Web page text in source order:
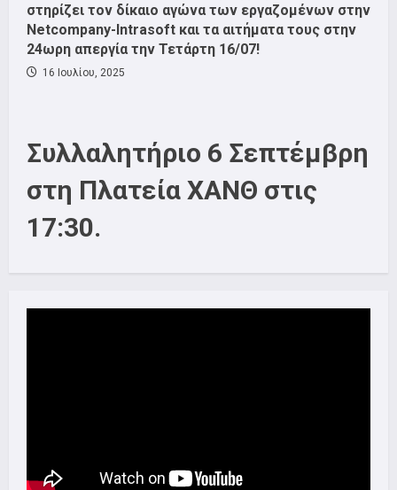
στηρίζει τον δίκαιο αγώνα των εργαζομένων στην
Netcompany-Intrasoft και τα αιτήματα τους στην
24ωρη απεργία την Τετάρτη 16/07!
16 Ιουλίου, 2025
Συλλαλητήριο 6 Σεπτέμβρη
στη Πλατεία ΧΑΝΘ στις
17:30.